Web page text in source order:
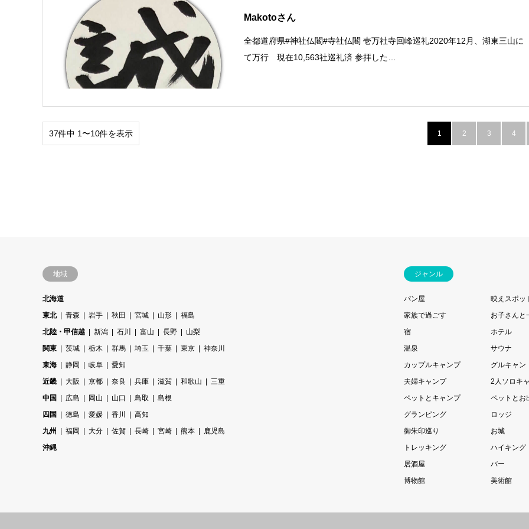
Makotoさん
全都道府県#神社仏閣#寺社仏閣 壱万社寺回峰巡礼2020年12月、湖東三山に
て万行 現在10,563社巡礼済 参拝した…
37件中 1〜10件を表示 1 2 3 4
地域
北海道
東北
青森 岩手 秋田 宮城 山形
福島
北陸・甲信越
新潟 石川 富山 長野
山梨
関東
茨城 栃木 群馬 埼玉 千葉 東京
神奈川
東海
静岡 岐阜
愛知
近畿
大阪 京都 奈良 兵庫 滋賀 和歌山
三重
中国
広島 岡山 山口 鳥取
島根
四国
徳島 愛媛 香川
高知
九州
福岡 大分 佐賀 長崎 宮崎 熊本
鹿児島
沖縄
ジャンル
パン屋
映えスポッ
家族で過ごす
お子さんと
宿
ホテル
温泉
サウナ
カップルキャンプ
グルキャン
夫婦キャンプ
2人ソロキ
ペットとキャンプ
ペットとお
グランピング
ロッジ
御朱印巡り
お城
トレッキング
ハイキング
居酒屋
バー
博物館
美術館